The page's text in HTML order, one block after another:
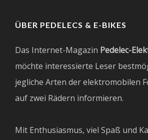
ÜBER PEDELECS & E-BIKES
Das Internet-Magazin Pedelec-
möchte interessierte Leser
jegliche Arten der elektromobilen
auf zwei Rädern informieren.
Mit Enthusiasmus, viel Spaß und